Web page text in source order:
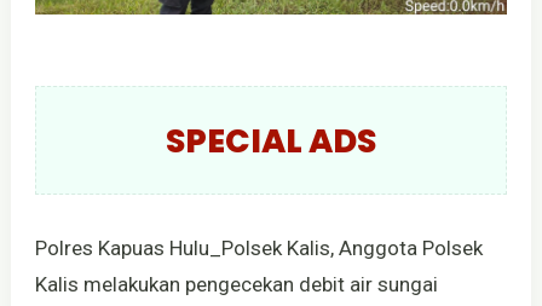
SPECIAL ADS
Polres Kapuas Hulu_Polsek Kalis, Anggota Polsek
Kalis melakukan pengecekan debit air sungai